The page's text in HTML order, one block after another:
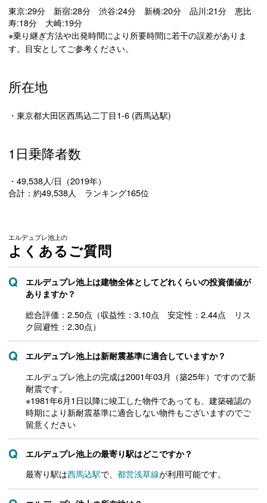
東京:29分 新宿:28分 渋谷:24分 新橋:20分 品川:21分 恵比
寿:18分 大崎:19分
※乗り継ぎ方法や出発時間により所要時間に若干の誤差がありま
す。目安としてご参考ください。
所在地
・東京都大田区西馬込二丁目1-6 (西馬込駅)
1日乗降者数
・49,538人/日（2019年）
合計：約49,538人 ランキング165位
エルデュプレ池上の
よくあるご質問
エルデュプレ池上は建物全体としてどれくらいの投資価値が
ありますか？
総合評価：2.50点（収益性：3.10点 安定性：2.44点 リス
ク回避性：2.30点）
エルデュプレ池上は新耐震基準に適合していますか？
エルデュプレ池上の完成は2001年03月（築25年）ですので新
耐震です。
※1981年6月1日以降に竣工した物件であっても、建築確認の
時期により新耐震基準に適合しない物件もございますのでご
留意ください
エルデュプレ池上の最寄り駅はどこですか？
最寄り駅は西馬込駅で、 都営浅草線が利用可能です。